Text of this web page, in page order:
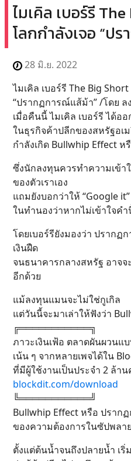
ไมเคิล เบอร์รี
โลกกำลังเจอ “ป
28 มิ.ย. 2022
ไมเคิล เบอร์รี The Big
“ปรากฏการณ์แส้ม้า” /โดย
เมื่อคืนนี้ ไมเคิล เบอร์รี ได้
ในธุรกิจค้าปลีกของสหรัฐอเ
กำลังเกิด Bullwhip Effect
ซึ่งนักลงทุนควรทำความเข้า
ของตัวเราเอง
แถมยังบอกว่าให้ “Google it”
ในทำนองว่าหากไม่เข้าใจค
โดยเบอร์รียังมองว่า ปรากฏ
เงินฝืด
จนธนาคารกลางสหรัฐ อาจ
อีกด้วย
แม้ลงทุนแมนจะไม่ใช่กูเกิล
แต่วันนี้จะมาเล่าให้ฟังว่า
╔═══════════╗
ภาวะเงินเฟ้อ ตลาดผันผวนแ
เน้น ๆ จากหลายเพจได้ใน
ที่มีผู้ใช้งานเป็นประจำ 2 ล้า
blockdit.com/download
╚═══════════╝
Bullwhip Effect หรือ ปรา
ของความต้องการในซัปพลา
ตั้งแต่ต้นน้ำจนถึงปลายน้ำ เริ่